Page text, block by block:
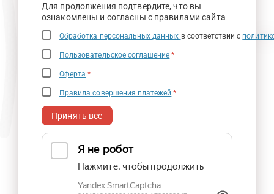
Для продолжения подтвердите, что вы
ознакомлены и согласны с правилами сайта
Обработка персональных данных в соответствии с
Пользовательское соглашение *
Оферта *
Правила совершения платежей *
Принять все